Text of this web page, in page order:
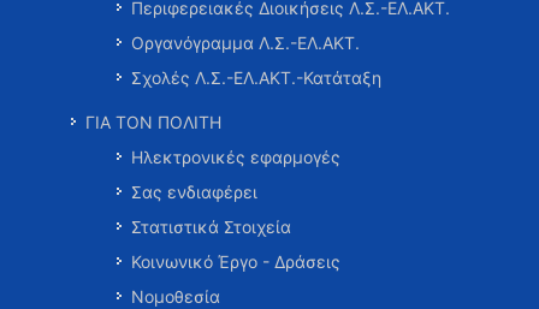
Περιφερειακές Διοικήσεις Λ.Σ.-ΕΛ.ΑΚΤ.
Οργανόγραμμα Λ.Σ.-ΕΛ.ΑΚΤ.
Σχολές Λ.Σ.-ΕΛ.ΑΚΤ.-Κατάταξη
ΓΙΑ ΤΟΝ ΠΟΛΙΤΗ
Ηλεκτρονικές εφαρμογές
Σας ενδιαφέρει
Στατιστικά Στοιχεία
Κοινωνικό Έργο - Δράσεις
Νομοθεσία